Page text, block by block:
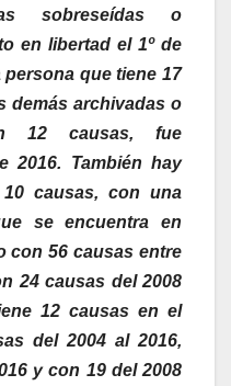
sobreseídas o
en libertad el 1º de
persona que tiene 17
demás archivadas o
12 causas, fue
2016. También hay
causas, con una
se encuentra en
con 56 causas entre
24 causas del 2008
12 causas en el
del 2004 al 2016,
y con 19 del 2008